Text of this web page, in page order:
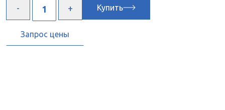
Купить
Запрос цены